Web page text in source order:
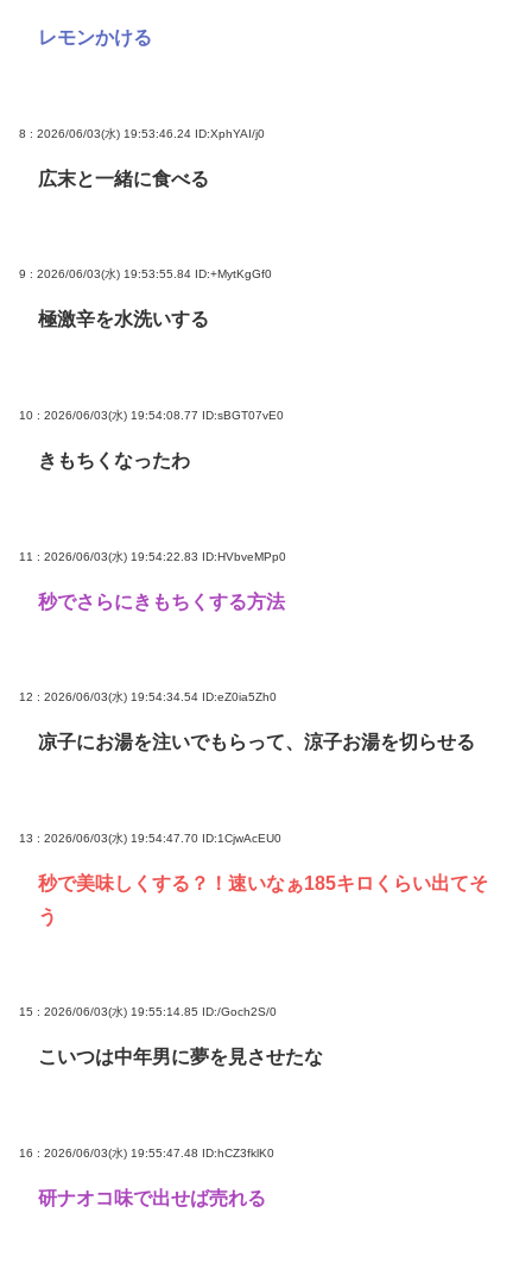
レモンかける
8 : 2026/06/03(水) 19:53:46.24 ID:XphYAI/j0
広末と一緒に食べる
9 : 2026/06/03(水) 19:53:55.84 ID:+MytKgGf0
極激辛を水洗いする
10 : 2026/06/03(水) 19:54:08.77 ID:sBGT07vE0
きもちくなったわ
11 : 2026/06/03(水) 19:54:22.83 ID:HVbveMPp0
秒でさらにきもちくする方法
12 : 2026/06/03(水) 19:54:34.54 ID:eZ0ia5Zh0
凉子にお湯を注いでもらって、涼子お湯を切らせる
13 : 2026/06/03(水) 19:54:47.70 ID:1CjwAcEU0
秒で美味しくする？！速いなぁ185キロくらい出てそ
う
15 : 2026/06/03(水) 19:55:14.85 ID:/Goch2S/0
こいつは中年男に夢を見させたな
16 : 2026/06/03(水) 19:55:47.48 ID:hCZ3fklK0
研ナオコ味で出せば売れる